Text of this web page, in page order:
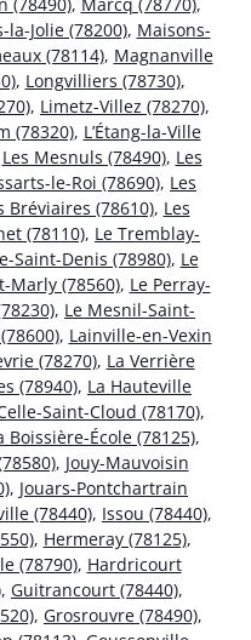
la-Jolie (78200), Maisons-
(78114), Magnanville
, Longvilliers (78730),
, Limetz-Villez (78270),
(78320), L’Étang-la-Ville
Les Mesnuls (78490), Les
le-Roi (78690), Les
Bréviaires (78610), Les
(78110), Le Tremblay-
Saint-Denis (78980), Le
Marly (78560), Le Perray-
, Le Mesnil-Saint-
, Lainville-en-Vexin
(78270), La Verrière
(78940), La Hauteville
Saint-Cloud (78170),
Boissière-École (78125),
, Jouy-Mauvoisin
, Jouars-Pontchartrain
(78440), Issou (78440),
, Hermeray (78125),
(78790), Hardricourt
, Guitrancourt (78440),
, Grosrouvre (78490),